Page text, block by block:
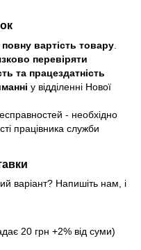
вартість товару.
перевіряти
та працездатність
у відділенні Нової
- необхідно
працівника служби
варіант? Напишіть нам, і
20 грн +2% від суми)